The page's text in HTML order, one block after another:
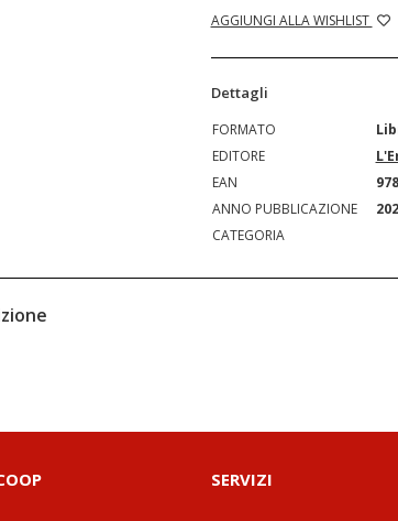
AGGIUNGI ALLA WISHLIST
Dettagli
FORMATO
EDITORE
EAN
ANNO PUBBLICAZIONE
CATEGORIA
SERVIZI